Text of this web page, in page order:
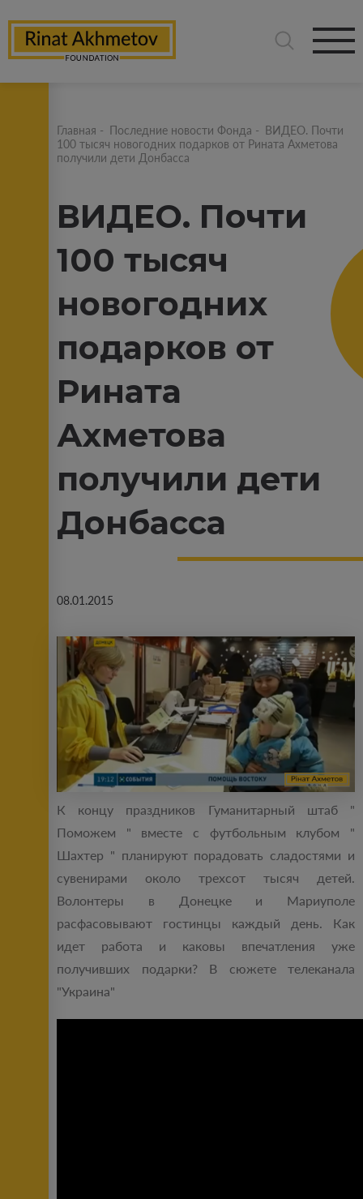
Главная - Последние новости Фонда - ВИДЕО. Почти
100 тысяч новогодних подарков от Рината Ахметова
получили дети Донбасса
ВИДЕО. Почти
100 тысяч
новогодних
подарков от
Рината
Ахметова
получили дети
Донбасса
08.01.2015
К концу праздников Гуманитарный штаб "
Поможем " вместе с футбольным клубом "
Шахтер " планируют порадовать сладостями и
сувенирами около трехсот тысяч детей.
Волонтеры в Донецке и Мариуполе
расфасовывают гостинцы каждый день. Как
идет работа и каковы впечатления уже
получивших подарки? В сюжете телеканала
"Украина"